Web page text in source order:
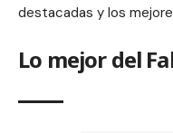
destacadas y los
Lo mejor del